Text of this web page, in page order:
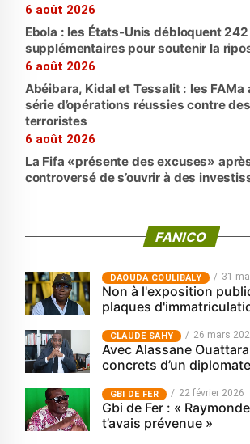
6 août 2026
Ebola : les États-Unis débloquent
supplémentaires pour soutenir la
6 août 2026
Abéibara, Kidal et Tessalit : les FAMa
série d’opérations réussies contre
terroristes
6 août 2026
La Fifa «présente des excuses»
controversé de s’ouvrir à des
FANICO
‎DAOUDA COULIBALY 31
Non à l'exposition
plaques
CLAUDE SAHY 26 mars
Avec Alassane
concrets d’un
GBI DE FER 22 février 2026
Gbi de Fer : «
t’avais prévenue »